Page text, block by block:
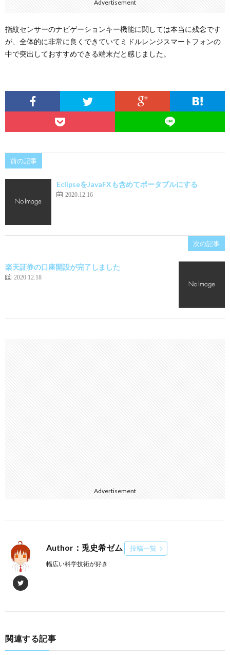
Advertisement
指紋センサーのナビゲーションキー機能に関しては本当に残念です
が、全体的に非常に良くできていてミドルレンジスマートフォンの
中で突出しておすすめできる端末だと感じました。
前の記事
EclipseをJavaFXも含めてポータブルにする
2020.12.16
次の記事
楽天証券の口座開設が完了しました
2020.12.18
Advertisement
Author：兎史希ゼム 投稿一覧
幅広い科学技術が好き
関連する記事